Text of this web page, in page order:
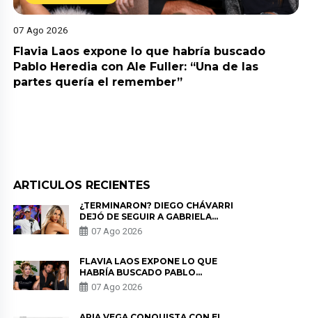
07 Ago 2026
Flavia Laos expone lo que habría buscado
Pablo Heredia con Ale Fuller: “Una de las
partes quería el remember”
ARTICULOS RECIENTES
¿TERMINARON? DIEGO CHÁVARRI
DEJÓ DE SEGUIR A GABRIELA
HERRERA Y ANUNCIA SU SALIDA
DE PÓDCAST
07 Ago 2026
FLAVIA LAOS EXPONE LO QUE
HABRÍA BUSCADO PABLO
HEREDIA CON ALE FULLER: “UNA
DE LAS PARTES QUERÍA EL
07 Ago 2026